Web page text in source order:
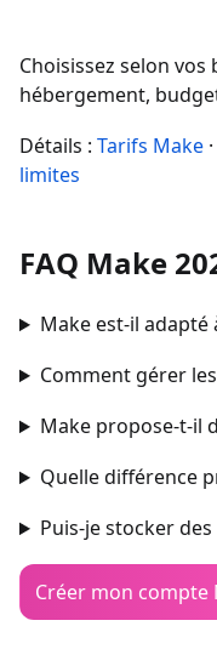
Choisissez selon vos
hébergement,
Détails : Tarifs Make ·
limites
FAQ Make
Make est-il adapté
Comment gérer
Make propose-t-il
Quelle différence
Puis-je stocker
Créer mon compte